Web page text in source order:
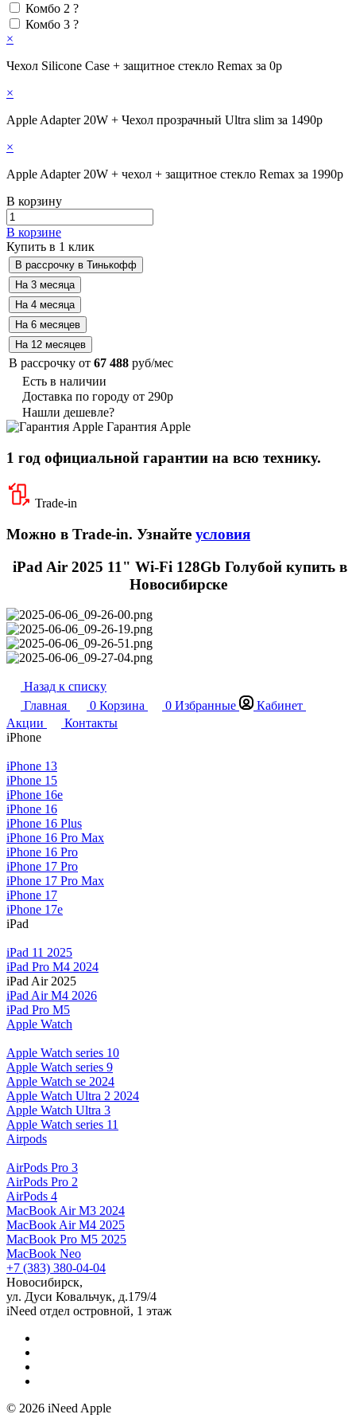
Комбо 2 ?
Комбо 3 ?
×
Чехол Silicone Case + защитное стекло Remax за 0р
×
Apple Adapter 20W + Чехол прозрачный Ultra slim за 1490р
×
Apple Adapter 20W + чехол + защитное стекло Remax за 1990р
В корзину
В корзине
Купить в 1 клик
В рассрочку от 67 488 руб/мес
Есть в наличии
Доставка по городу от 290р
Нашли дешевле?
Гарантия Apple
1 год официальной гарантии на всю технику.
Trade-in
Можно в Trade-in. Узнайте условия
iPad Air 2025 11" Wi-Fi 128Gb Голубой купить в
Новосибирске
Назад к списку
Главная
0 Корзина 0 Избранные
Кабинет
Акции
Контакты
iPhone
iPhone 13
iPhone 15
iPhone 16e
iPhone 16
iPhone 16 Plus
iPhone 16 Pro Max
iPhone 16 Pro
iPhone 17 Pro
iPhone 17 Pro Max
iPhone 17
iPhone 17e
iPad
iPad 11 2025
iPad Pro M4 2024
iPad Air 2025
iPad Air M4 2026
iPad Pro M5
Apple Watch
Apple Watch series 10
Apple Watch series 9
Apple Watch se 2024
Apple Watch Ultra 2 2024
Apple Watch Ultra 3
Apple Watch series 11
Airpods
AirPods Pro 3
AirPods Pro 2
AirPods 4
MacBook Air M3 2024
MacBook Air M4 2025
MacBook Pro M5 2025
MacBook Neo
+7 (383) 380-04-04
Новосибирск,
ул. Дуси Ковальчук, д.179/4
iNeed отдел островной, 1 этаж
© 2026 iNeed Apple